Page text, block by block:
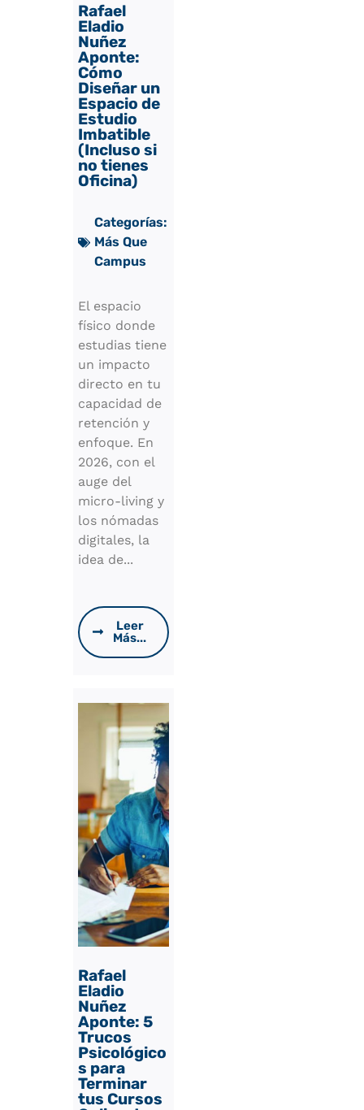
Rafael
Eladio
Nuñez
Aponte:
Cómo
Diseñar un
Espacio de
Estudio
Imbatible
(Incluso si
no tienes
Oficina)
Categorías:
Más Que
Campus
El espacio
físico donde
estudias tiene
un impacto
directo en tu
capacidad de
retención y
enfoque. En
2026, con el
auge del
micro-living y
los nómadas
digitales, la
idea de...
Leer
Más...
Rafael
Eladio
Nuñez
Aponte: 5
Trucos
Psicológico
s para
Terminar
tus Cursos